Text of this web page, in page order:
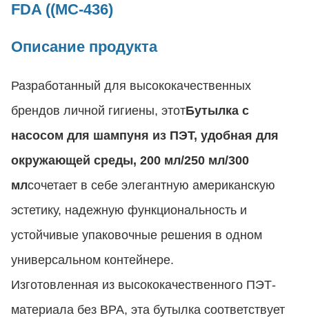
FDA ((MC-436)
Описание продукта
Разработанный для высококачественных
брендов личной гигиены, этотБутылка с
насосом для шампуня из ПЭТ, удобная для
окружающей среды, 200 мл/250 мл/300
млсочетает в себе элегантную американскую
эстетику, надежную функциональность и
устойчивые упаковочные решения в одном
универсальном контейнере.
Изготовленная из высококачественного ПЭТ-
материала без BPA, эта бутылка соответствует